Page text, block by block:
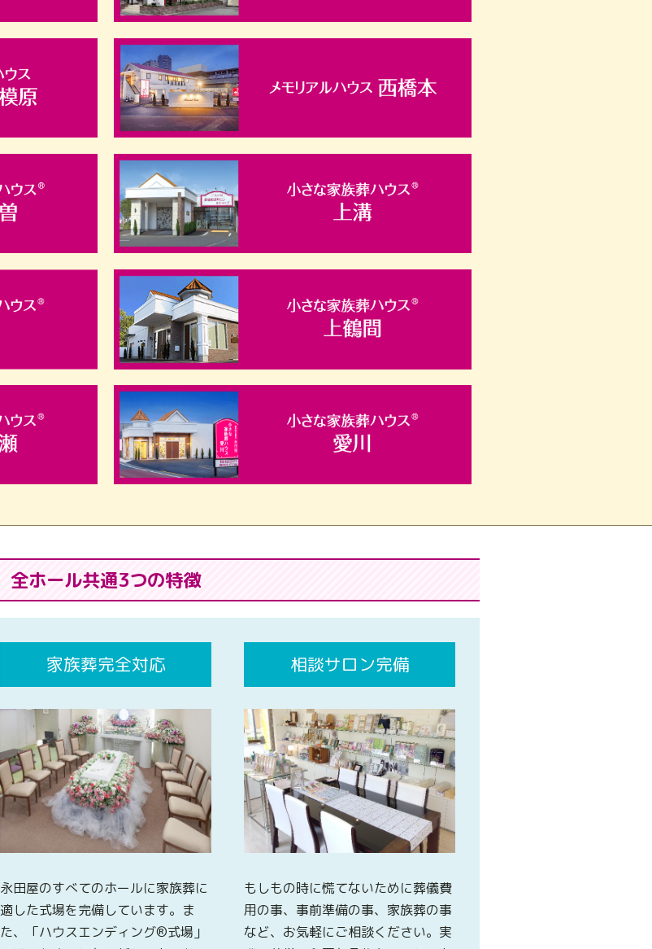
全ホール共通3つの特徴
家族葬完全対応
永田屋のすべてのホールに家族葬に
適した式場を完備しています。ま
た、「ハウスエンディング®式場」
相談サロン完備
もしもの時に慌てないために葬儀費
用の事、事前準備の事、家族葬の事
など、お気軽にご相談ください。実